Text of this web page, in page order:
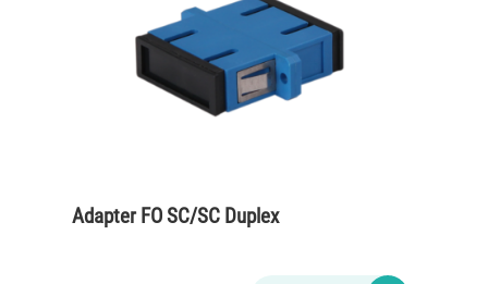
Adapter FO SC/SC Duplex